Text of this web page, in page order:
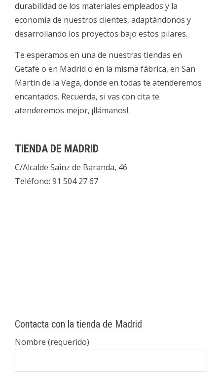
durabilidad de los materiales empleados y la
economía de nuestros clientes, adaptándonos y
desarrollando los proyectos bajo estos pilares.
Te esperamos en una de nuestras tiendas en
Getafe o en Madrid o en la misma fábrica, en San
Martín de la Vega, donde en todas te atenderemos
encantados. Recuerda, si vas con cita te
atenderemos mejor, ¡llámanos!.
TIENDA DE MADRID
C/Alcalde Sainz de Baranda, 46
Teléfono: 91 504 27 67
Contacta con la tienda de Madrid
Nombre (requerido)